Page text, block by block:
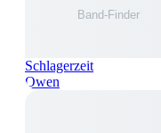
Schlagerzeit
Owen